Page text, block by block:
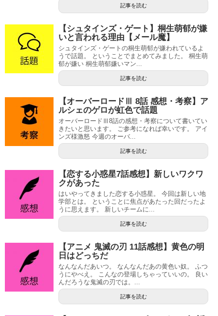
記事を読む
【シュタインズ・ゲート】桐生萌郁が嫌
いと言われる理由【メール魔】
シュタインズ・ゲートの桐生萌郁が嫌われているよ
うで話題。 ということでまとめてみました。 桐生萌
郁が嫌い 桐生萌郁嫌いマン...
記事を読む
【オーバーロードⅢ 8話 感想・考察】ア
ルシェのゲロが虹色で話題
オーバーロードⅢ8話の感想・考察について書いてい
きたいと思います。 ご参考になれば幸いです。 アイ
ンズ様激怒 今週のオーバ...
記事を読む
【恋する小惑星7話感想】新しいワクワ
クがあった
はいやってきました恋する小惑星。 今回は新しい地
学部とは。 ということに焦点があたった回だったよ
うに思えます。 新しいチームに...
記事を読む
【アニメ 鬼滅の刃 11話感想】黄色の明
日はどっちだ
なんなんだあいつ。 なんなんだあの黄色い奴。 ふつ
うにやべえ。 こんなの登場しちゃっていいの。 良い
んだろうな鬼滅の刃では。...
記事を読む